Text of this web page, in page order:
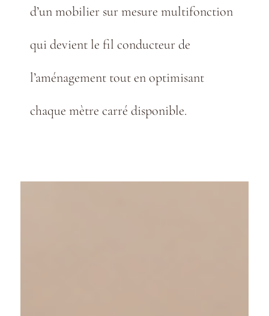
d’un mobilier sur mesure multifonction
qui devient le fil conducteur de
l’aménagement tout en optimisant
chaque mètre carré disponible.